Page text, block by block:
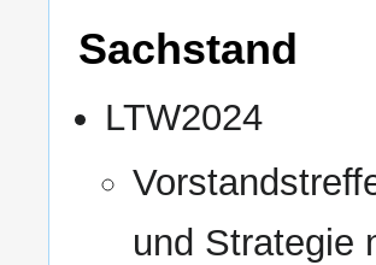
Sachstand
LTW2024
und Strategie